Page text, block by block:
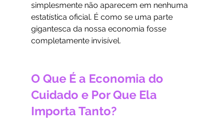
simplesmente não aparecem em nenhuma
estatística oficial. É como se uma parte
gigantesca da nossa economia fosse
completamente invisível.
O Que É a Economia do
Cuidado e Por Que Ela
Importa Tanto?